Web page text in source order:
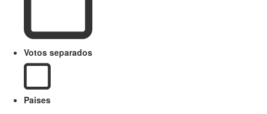
Votos separados
Paises